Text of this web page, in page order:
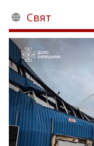
Свят